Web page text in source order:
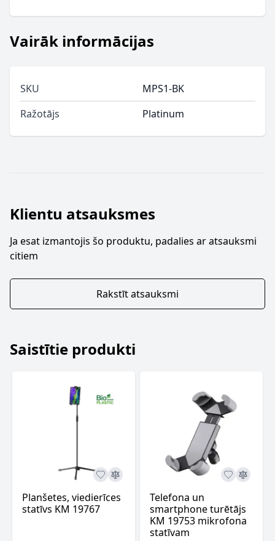
Vairāk informācijas
SKU
MPS1-BK
Ražotājs
Platinum
Klientu atsauksmes
Ja esat izmantojis šo produktu, padalies ar atsauksmi
citiem
Rakstīt atsauksmi
Saistītie produkti
Planšetes, viedierīces
statīvs KM 19767
Telefona un
smartphone turētājs
KM 19753 mikrofona
statīvam